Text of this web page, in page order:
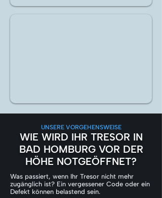
UNSERE VORGEHENSWEISE
WIE WIRD IHR TRESOR IN
BAD HOMBURG VOR DER
HÖHE NOTGEÖFFNET?
Was passiert, wenn Ihr Tresor nicht mehr
zugänglich ist? Ein vergessener Code oder ein
Defekt können belastend sein.